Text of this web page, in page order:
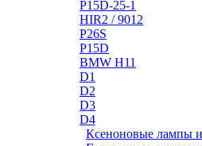
P15D-25-1
HIR2 / 9012
P26S
P15D
BMW H11
D1
D2
D3
D4
Ксеноновые лампы